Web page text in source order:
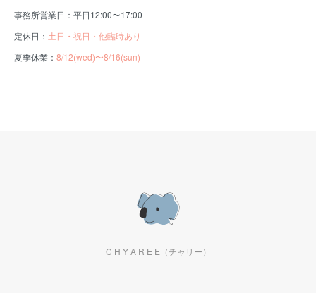
事務所営業日：平日12:00〜17:00
定休日： 土日・祝日・他臨時あり
夏季休業： 8/12(wed)〜8/16(sun)
C H Y A R E E（チャリー）